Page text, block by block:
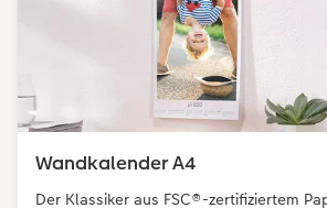
Wandkalender A4
Der Klassiker aus FSC®-zertifiziertem